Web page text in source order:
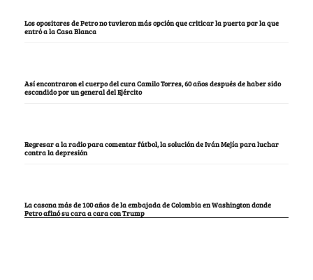
Los opositores de Petro no tuvieron más opción que criticar la puerta por la que
entró a la Casa Blanca
Así encontraron el cuerpo del cura Camilo Torres, 60 años después de haber sido
escondido por un general del Ejército
Regresar a la radio para comentar fútbol, la solución de Iván Mejía para luchar
contra la depresión
La casona más de 100 años de la embajada de Colombia en Washington donde
Petro afinó su cara a cara con Trump